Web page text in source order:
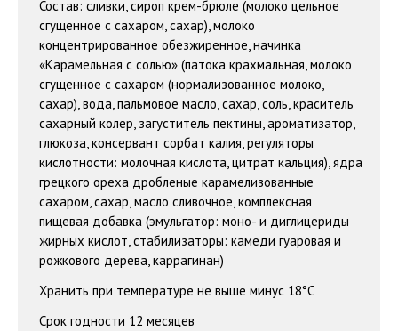
Состав: сливки, сироп крем-брюле (молоко цельное
сгущенное с сахаром, сахар), молоко
концентрированное обезжиренное, начинка
«Карамельная с солью» (патока крахмальная, молоко
сгущенное с сахаром (нормализованное молоко,
сахар), вода, пальмовое масло, сахар, соль, краситель
сахарный колер, загуститель пектины, ароматизатор,
глюкоза, консервант сорбат калия, регуляторы
кислотности: молочная кислота, цитрат кальция), ядра
грецкого ореха дробленые карамелизованные
сахаром, сахар, масло сливочное, комплексная
пищевая добавка (эмульгатор: моно- и диглицериды
жирных кислот, стабилизаторы: камеди гуаровая и
рожкового дерева, каррагинан)
Хранить при температуре не выше минус 18°С
Срок годности 12 месяцев